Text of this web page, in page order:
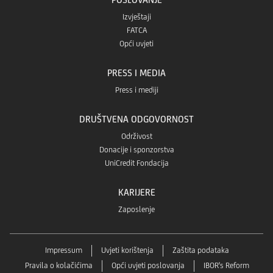
Izvještaji
FATCA
Opći uvjeti
PRESS I MEDIA
Press i mediji
DRUŠTVENA ODGOVORNOST
Održivost
Donacije i sponzorstva
UniCredit Fondacija
KARIJERE
Zaposlenje
Impressum Uvjeti korištenja
Zaštita podataka
Pravila o kolačićima
Opći uvjeti poslovanja IBOR's Reform